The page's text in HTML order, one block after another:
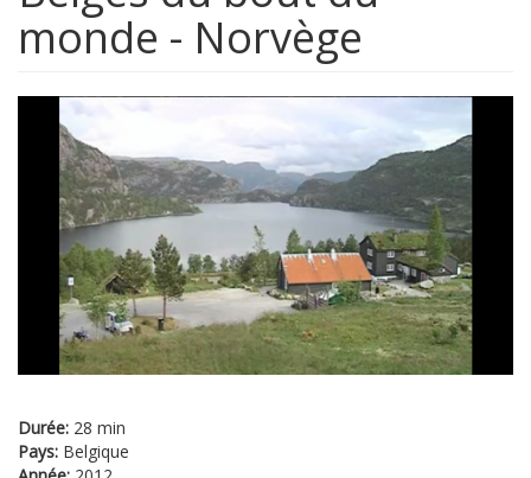
monde - Norvège
Durée: 28 min
Pays: Belgique